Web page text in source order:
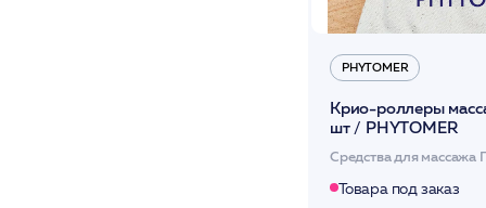
PHYTOMER
Крио-роллеры
шт / PHYTOMER
Средства для массажа
Товара под заказ